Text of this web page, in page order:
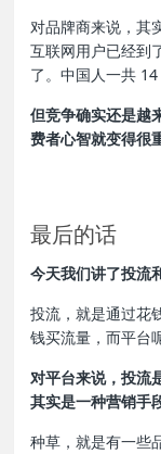
对品牌商来说，其
互联网用户已经到
了。中国人一共 14
但竞争确实还是越
费者心智就变得很
最后的话
今天我们讲了投流
投流，就是通过花
钱买流量，而平台
对平台来说，投流
其实是一种营销手
种草，就是有一些